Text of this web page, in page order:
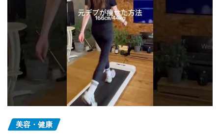
美容・健康